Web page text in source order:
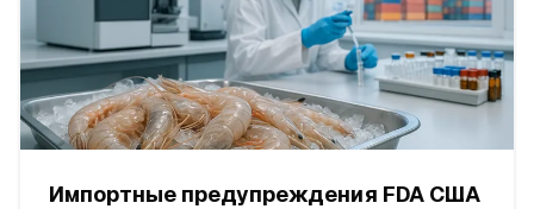
Импортные предупреждения FDA США